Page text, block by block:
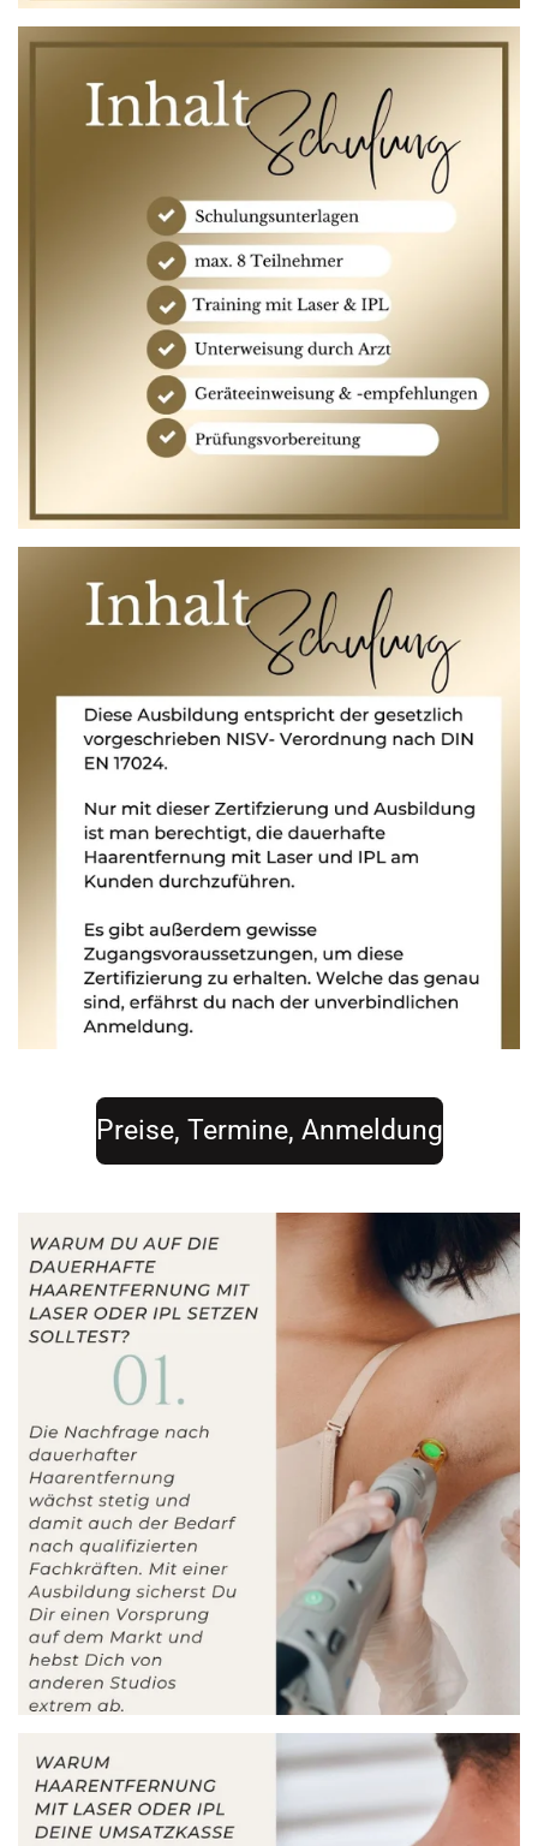
Preise, Termine, Anmeldung